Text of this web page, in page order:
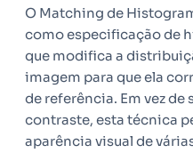
O Matching de
como especificação de
que modifica a
imagem para que ela
de referência. Em vez
contraste, esta técnica
aparência visual de